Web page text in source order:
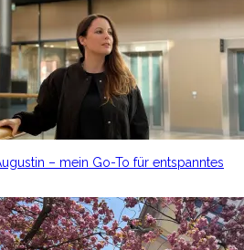
– mein Go-To für entspanntes